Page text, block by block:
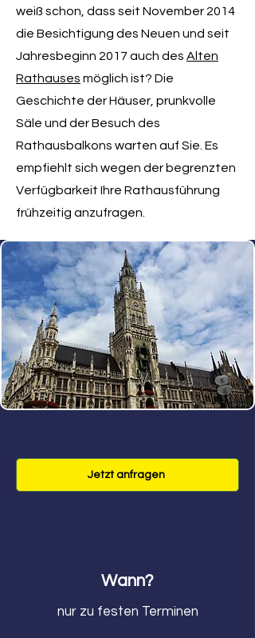
weiß schon, dass seit November 2014
die Besichtigung des Neuen und seit
Jahresbeginn 2017 auch des Alten
Rathauses möglich ist? Die
Geschichte der Häuser, prunkvolle
Säle und der Besuch des
Rathausbalkons warten auf Sie. Es
empfiehlt sich wegen der begrenzten
Verfügbarkeit Ihre Rathausführung
frühzeitig anzufragen.
Jetzt anfragen
Wann?
nur zu festen Terminen